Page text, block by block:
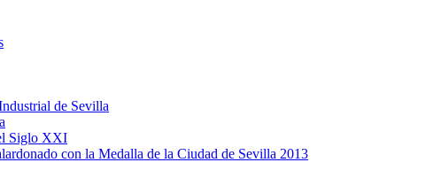
de Sevilla
Siglo XXI
con la Medalla de la Ciudad de Sevilla 2013